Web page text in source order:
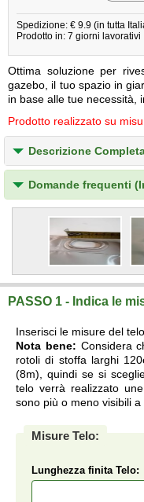
Spedizione: € 9.9 (in tutta
Prodotto in: 7 giorni lavorativi
Ottima soluzione per
gazebo, il tuo spazio in
in base alle tue necessità,
Prodotto realizzato su
Descrizione
Domande frequenti
PASSO 1 - Indica le
Inserisci le misure del
Nota bene: Considera
rotoli di stoffa larghi
(8m), quindi se si
telo verrà realizzato
sono più o meno visibili
Misure Telo:
Lunghezza finita Telo: